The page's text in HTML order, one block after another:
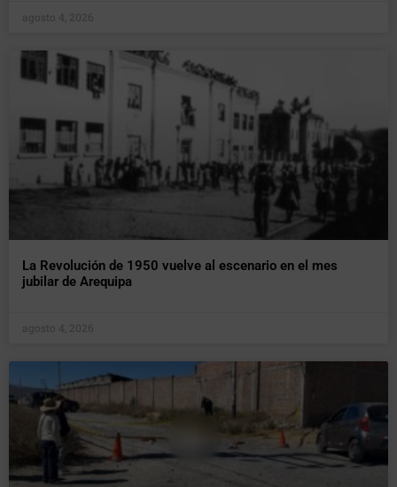
agosto 4, 2026
La Revolución de 1950 vuelve al escenario en el mes
jubilar de Arequipa
agosto 4, 2026